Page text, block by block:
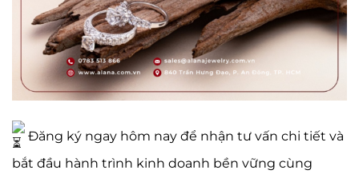
Đăng ký ngay hôm nay để nhận tư vấn chi tiết và
bắt đầu hành trình kinh doanh bền vững cùng